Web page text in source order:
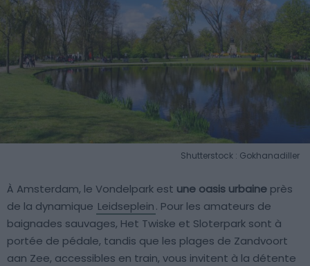
Shutterstock : Gokhanadiller
À Amsterdam, le Vondelpark est une oasis urbaine près
de la dynamique Leidseplein. Pour les amateurs de
baignades sauvages, Het Twiske et Sloterpark sont à
portée de pédale, tandis que les plages de Zandvoort
aan Zee, accessibles en train, vous invitent à la détente